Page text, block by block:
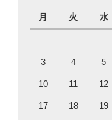
月
火 水
3 4 5
10 11 12
17 18 19